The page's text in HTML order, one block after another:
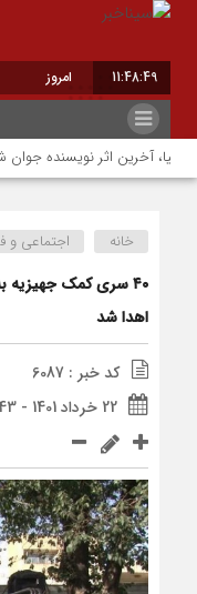
11:48:50 امروز : پنج شنبه - ۱۵
آخرین اثر نویسنده جوان
خانه اجتماعی و
۴۰ سری کمک جهیزیه
اهدا شد
کد خبر : 6087
22 خرداد 1401 - 10:43